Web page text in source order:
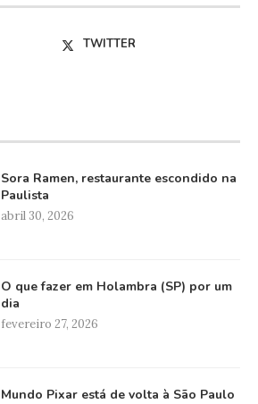
TWITTER
Sora Ramen, restaurante escondido na
Paulista
abril 30, 2026
O que fazer em Holambra (SP) por um
dia
fevereiro 27, 2026
Mundo Pixar está de volta à São Paulo